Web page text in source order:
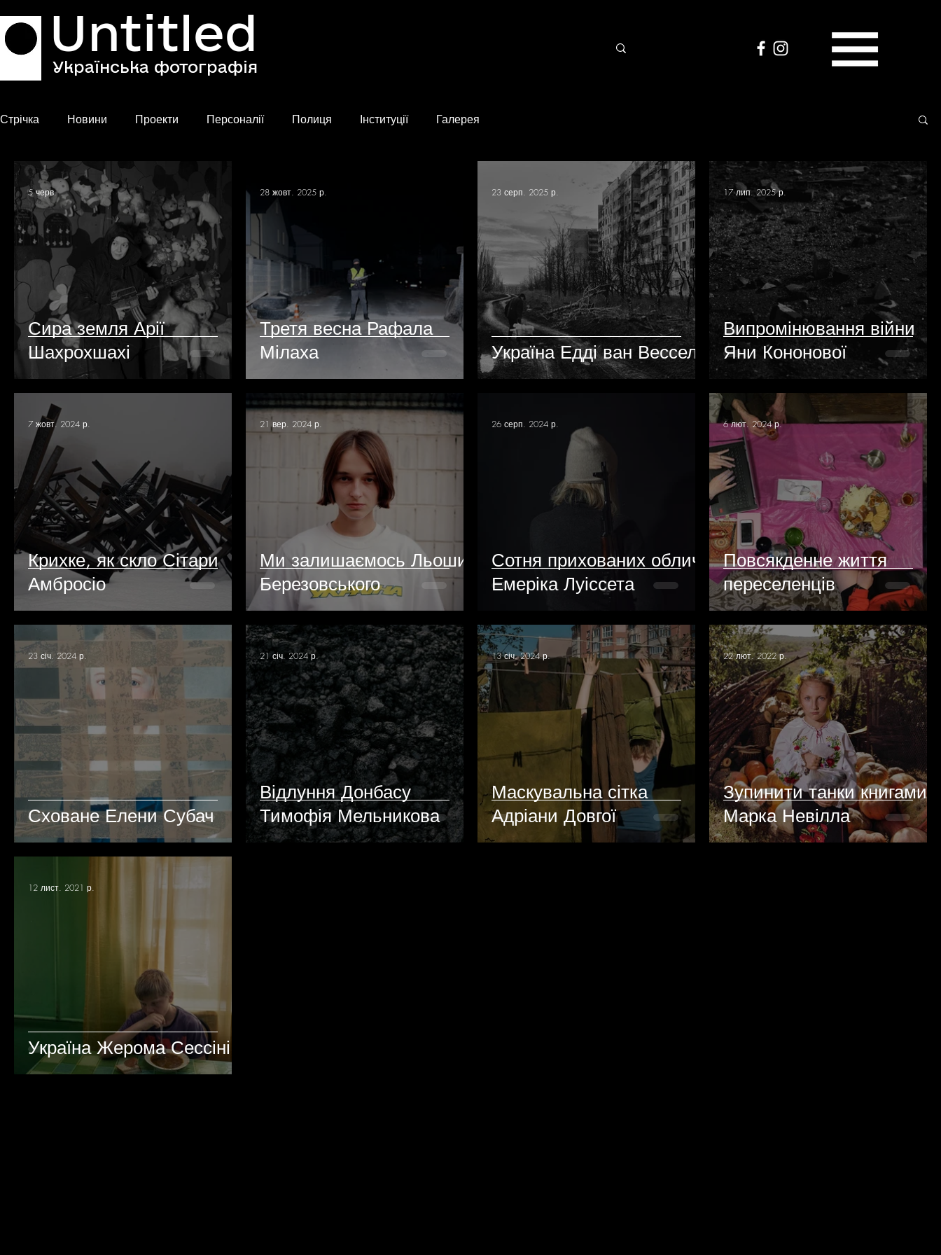
Untitled
Українська фотографія
Стрічка Новини Проекти Персоналії Полиця Інституції Галерея
Сира земля Арії
Шахрохшахі
5 черв.
Третя весна Рафала
Мілаха
28 жовт. 2025 р.
Україна Едді ван Весселя
23 серп. 2025 р.
Випромінювання війни
Яни Кононової
17 лип. 2025 р.
Крихке, як скло Сітари
Амбросіо
7 жовт. 2024 р.
Ми залишаємось Льоши
Березовського
21 вер. 2024 р.
Сотня прихованих облич
Емеріка Луіссета
26 серп. 2024 р.
Повсякденне життя
переселенців
6 лют. 2024 р.
Сховане Елени Субач
23 січ. 2024 р.
Відлуння Донбасу
Тимофія Мельникова
21 січ. 2024 р.
Маскувальна сітка
Адріани Довгої
13 січ. 2024 р.
Зупинити танки книгами
Марка Невілла
22 лют. 2022 р.
Україна Жерома Сессіні
12 лист. 2021 р.